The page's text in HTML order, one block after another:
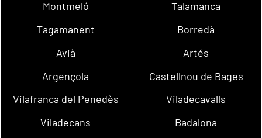
Montmeló
Talamanca
Tagamanent
Borredà
Avià
Artés
Argençola
Castellnou de Bages
Vilafranca del Penedès
Viladecavalls
Viladecans
Badalona